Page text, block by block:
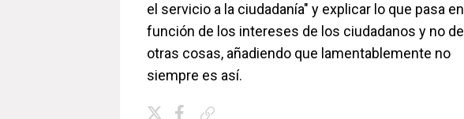
el servicio a la ciudadanía" y explicar lo que pasa en
función de los intereses de los ciudadanos y no de
otras cosas, añadiendo que lamentablemente no
siempre es así.